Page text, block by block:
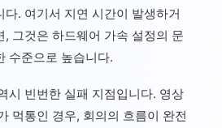
다. 여기서 지연 시간이 발생하거
, 그것은 하드웨어 가속 설정의 문
수준으로 높습니다.
시 빈번한 실패 지점입니다. 영상
먹통인 경우, 회의의 흐름이 완전